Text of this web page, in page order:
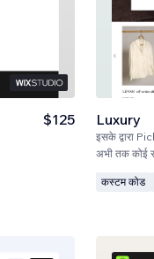
$125 Luxury
इसके द्वारा
अभी तक कोई
कस्टम कोड